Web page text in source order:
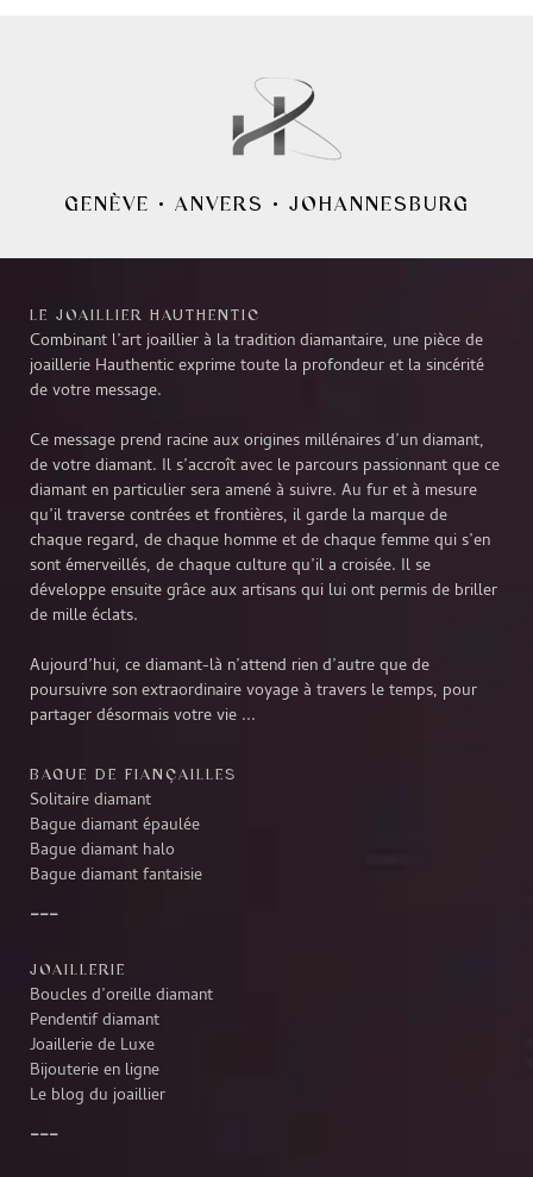
GENÈVE • ANVERS • JOHANNESBURG
LE JOAILLIER HAUTHENTIC
Combinant l’art joaillier à la tradition diamantaire, une pièce de
joaillerie Hauthentic exprime toute la profondeur et la sincérité
de votre message.
Ce message prend racine aux origines millénaires d’un diamant,
de votre diamant. Il s’accroît avec le parcours passionnant que ce
diamant en particulier sera amené à suivre. Au fur et à mesure
qu’il traverse contrées et frontières, il garde la marque de
chaque regard, de chaque homme et de chaque femme qui s’en
sont émerveillés, de chaque culture qu’il a croisée. Il se
développe ensuite grâce aux artisans qui lui ont permis de briller
de mille éclats.
Aujourd’hui, ce diamant-là n’attend rien d’autre que de
poursuivre son extraordinaire voyage à travers le temps, pour
partager désormais votre vie ...
BAGUE DE FIANÇAILLES
Solitaire diamant
Bague diamant épaulée
Bague diamant halo
Bague diamant fantaisie
JOAILLERIE
Boucles d’oreille diamant
Pendentif diamant
Joaillerie de Luxe
Bijouterie en ligne
Le blog du joaillier